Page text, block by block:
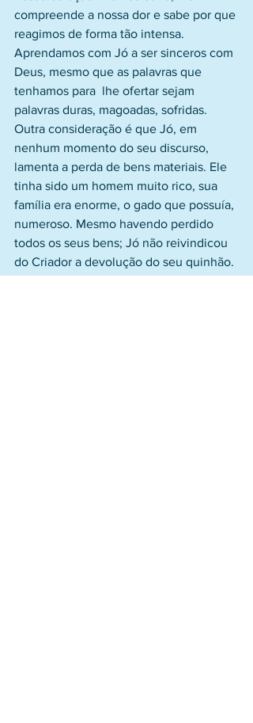
compreende a nossa dor e sabe por que
reagimos de forma tão intensa.
Aprendamos com Jó a ser sinceros com
Deus, mesmo que as palavras que
tenhamos para  lhe ofertar sejam
palavras duras, magoadas, sofridas.
Outra consideração é que Jó, em
nenhum momento do seu discurso,
lamenta a perda de bens materiais. Ele
tinha sido um homem muito rico, sua
família era enorme, o gado que possuía,
numeroso. Mesmo havendo perdido
todos os seus bens; Jó não reivindicou
do Criador a devolução do seu quinhão.